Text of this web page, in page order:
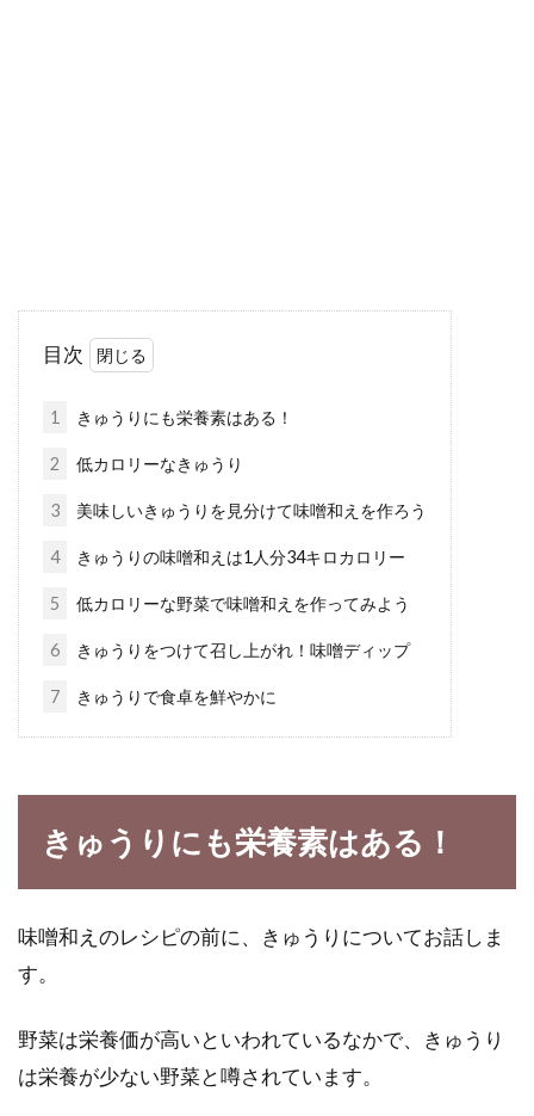
収穫、保存してみよう！
玉ねぎは様々な料理の具材になる便利な野菜で
す。血液をサラサラにすることで有名ですよ
しっとりおいしいバナナパウンドケ
バナナがたっぷり入ったパウンドケーキは、お
やつやティータイムに食べ出したら止まらない
おいしさです...
のもあるの？
話題になっているのが、オーガニック食品で
オーガニックコーヒーのおすすめ
目次
1 きゅうりにも栄養素はある！
2 低カロリーなきゅうり
3 美味しいきゅうりを見分けて味噌和えを作ろう
4 きゅうりの味噌和えは1人分34キロカロリー
5 低カロリーな野菜で味噌和えを作ってみよう
6 きゅうりをつけて召し上がれ！味噌ディップ
7 きゅうりで食卓を鮮やかに
きゅうりにも栄養素はある！
味噌和えのレシピの前に、きゅうりについてお話しま
す。
野菜は栄養価が高いといわれているなかで、きゅうり
は栄養が少ない野菜と噂されています。